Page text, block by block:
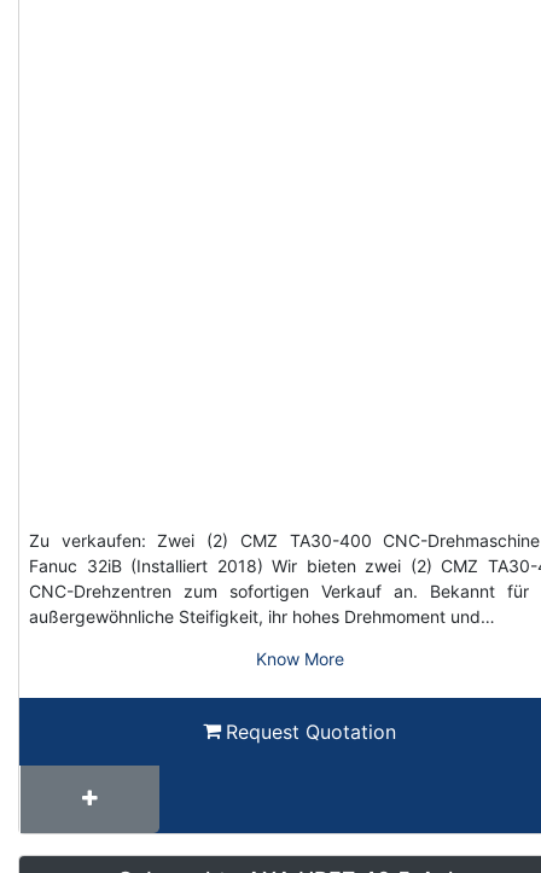
Zu verkaufen: Zwei (2) CMZ TA30-400 CNC-
Fanuc 32iB (Installiert 2018) Wir bieten zwei (2) CMZ
CNC-Drehzentren zum sofortigen Verkauf an. Bekannt für
außergewöhnliche Steifigkeit, ihr hohes Drehmoment und…
Know More
Request Quotation